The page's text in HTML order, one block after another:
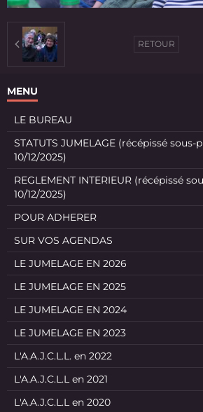
RETOUR
MENU
LE BUREAU
STATUTS JUMELAGE (récépissé
10/12/2025)
REGLEMENT INTERIEUR (récépissé
10/12/2025)
POUR ADHERER
SUR VOS AGENDAS
LE JUMELAGE EN 2026
LE JUMELAGE EN 2025
LE JUMELAGE EN 2024
LE JUMELAGE EN 2023
L'A.A.J.C.L.L. en 2022
L'A.A.J.C.L.L en 2021
L'A.A.J.C.L.L en 2020